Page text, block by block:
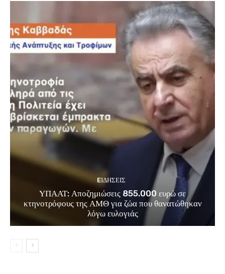
EΙΔΗΣΕΙΣ
ΥΠΑΑΤ: Αποζημιώσεις 855.000 ευρώ σε
κτηνοτρόφους της ΑΜΘ για ζώα που θανατώθηκαν
λόγω ευλογιάς